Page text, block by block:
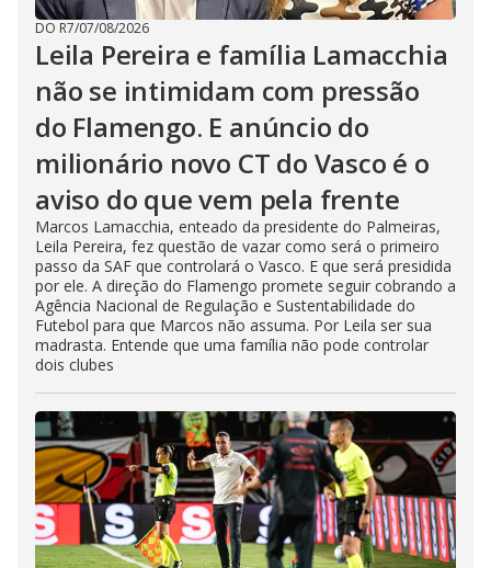
DO R7/07/08/2026
Leila Pereira e família Lamacchia
não se intimidam com pressão
do Flamengo. E anúncio do
milionário novo CT do Vasco é o
aviso do que vem pela frente
Marcos Lamacchia, enteado da presidente do Palmeiras,
Leila Pereira, fez questão de vazar como será o primeiro
passo da SAF que controlará o Vasco. E que será presidida
por ele. A direção do Flamengo promete seguir cobrando a
Agência Nacional de Regulação e Sustentabilidade do
Futebol para que Marcos não assuma. Por Leila ser sua
madrasta. Entende que uma família não pode controlar
dois clubes